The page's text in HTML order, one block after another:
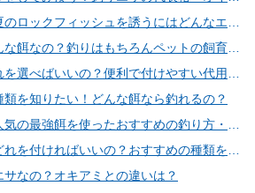
類を知りたい！どんな餌なら釣れるの？
なの？オキアミとの違いは？